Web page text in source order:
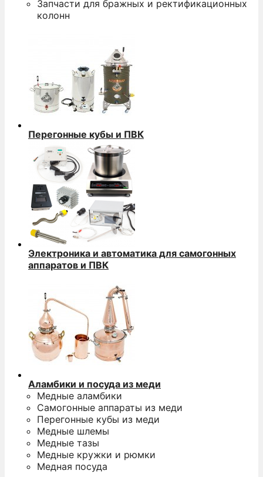
Запчасти для бражных и ректификационных
колонн
Перегонные кубы и ПВК
Электроника и автоматика для самогонных
аппаратов и ПВК
Аламбики и посуда из меди
Медные аламбики
Самогонные аппараты из меди
Перегонные кубы из меди
Медные шлемы
Медные тазы
Медные кружки и рюмки
Медная посуда